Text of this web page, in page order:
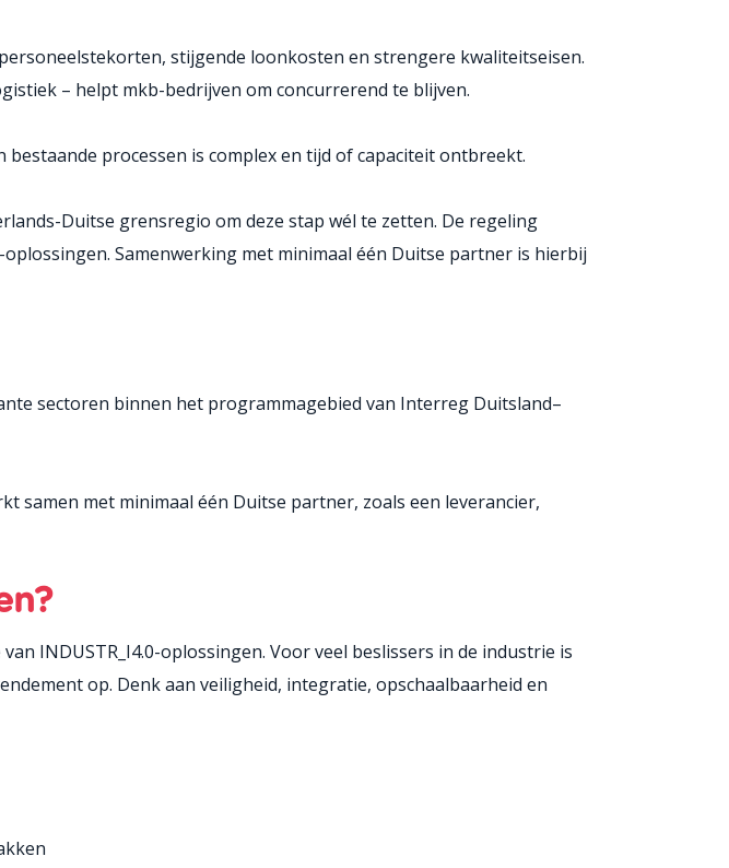
stijgende loonkosten en strengere kwaliteitseisen.
– helpt mkb-bedrijven om concurrerend te blijven.
processen is complex en tijd of capaciteit ontbreekt.
Duitse grensregio om deze stap wél te zetten. De regeling
Samenwerking met minimaal één Duitse partner is hierbij
sectoren binnen het programmagebied van Interreg Duitsland–
samen met minimaal één Duitse partner, zoals een leverancier,
INDUSTR_I4.0-oplossingen. Voor veel beslissers in de industrie is
op. Denk aan veiligheid, integratie, opschaalbaarheid en